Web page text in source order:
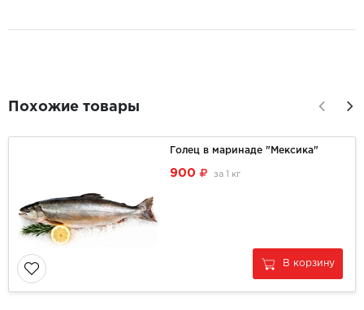
Похожие товары
Голец в маринаде "Мексика"
900 за 1 кг
В корзину